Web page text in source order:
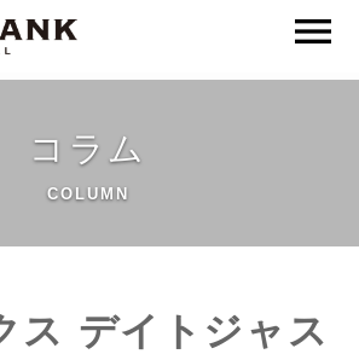
ブランドバンク公式
コラム
COLUMN
ス デイトジャス